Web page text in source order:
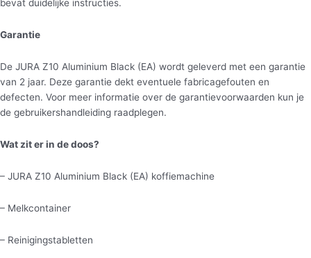
bevat duidelijke instructies.
Garantie
De JURA Z10 Aluminium Black (EA) wordt geleverd met een garantie
van 2 jaar. Deze garantie dekt eventuele fabricagefouten en
defecten. Voor meer informatie over de garantievoorwaarden kun je
de gebruikershandleiding raadplegen.
Wat zit er in de doos?
– JURA Z10 Aluminium Black (EA) koffiemachine
– Melkcontainer
– Reinigingstabletten